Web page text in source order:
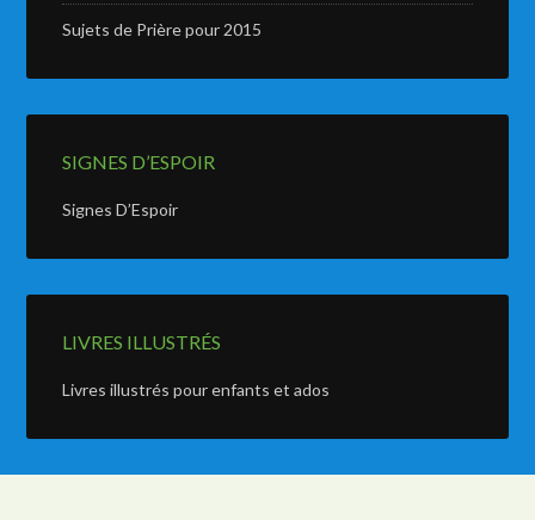
Sujets de Prière pour 2015
SIGNES D’ESPOIR
Signes D’Espoir
LIVRES ILLUSTRÉS
Livres illustrés pour enfants et ados